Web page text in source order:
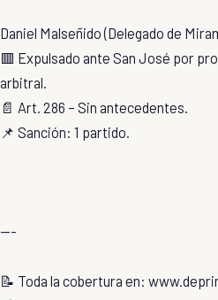
Daniel Malseñido (Delegado de
🟥 Expulsado ante San José por
arbitral.
📄 Art. 286 – Sin antecedentes.
📌 Sanción: 1 partido.
---
📝 Toda la cobertura en: